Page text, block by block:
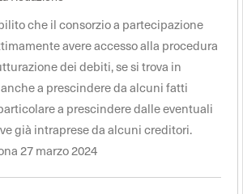
che il consorzio a partecipazione
avere accesso alla procedura
dei debiti, se si trova in
a prescindere da alcuni fatti
a prescindere dalle eventuali
già intraprese da alcuni creditori.
27 marzo 2024